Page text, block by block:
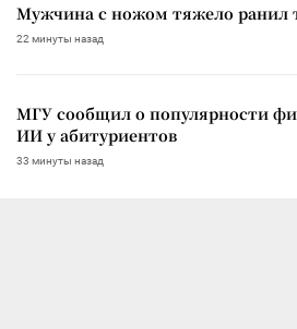
Мужчина с ножом тяжело ранил
22 минуты назад
МГУ сообщил о популярности
ИИ у абитуриентов
33 минуты назад